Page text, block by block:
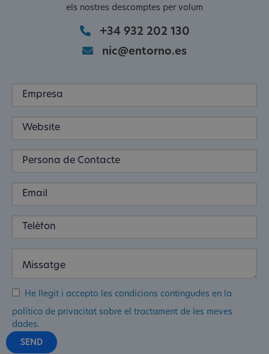
els nostres descomptes per volum
+34 932 202 130
nic@entorno.es
He llegit i accepto les condicions contingudes en la
política de privacitat sobre el tractament de les meves
dades.